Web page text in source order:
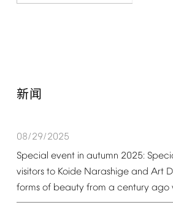
新闻
08/29/2025
Special event in autumn 2025:
visitors to Koide Narashige and Art
forms of beauty from a century ago